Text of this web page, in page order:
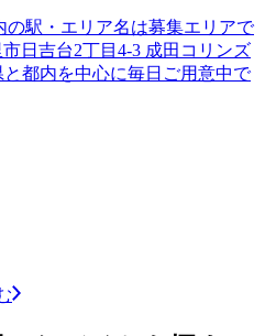
駅・エリア名は募集エリアで
日吉台2丁目4-3 成田コリンズ
都内を中心に毎日ご用意中で